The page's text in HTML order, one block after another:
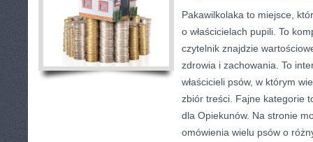
Pakawilkolaka to miejsce,
o właścicielach pupili. To
czytelnik znajdzie
zdrowia i zachowania. To
właścicieli psów, w którym
zbiór treści. Fajne kategorie
dla Opiekunów. Na stronie
omówienia wielu psów o